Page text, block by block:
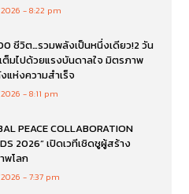
8:22 pm
ชีวิต…รวมพลังเป็นหนึ่งเดียว!2 วัน
ต็มไปด้วยแรงบันดาลใจ มิตรภาพ
แห่งความสำเร็จ
8:11 pm
PEACE COLLABORATION
2026” เปิดเวทีเชิดชูผู้สร้าง
พโลก
7:37 pm